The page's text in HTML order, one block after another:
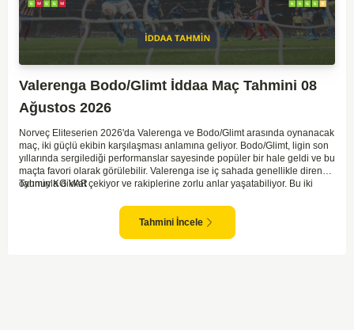
Valerenga Bodo/Glimt İddaa Maç Tahmini 08
Ağustos 2026
Norveç Eliteserien 2026'da Valerenga ve Bodo/Glimt arasında oynanacak
maç, iki güçlü ekibin karşılaşması anlamına geliyor. Bodo/Glimt, ligin son
yıllarında sergilediği performanslar sayesinde popüler bir hale geldi ve bu
maçta favori olarak görülebilir. Valerenga ise iç sahada genellikle dirençli
oyunuyla dikkat çekiyor ve rakiplerine zorlu anlar yaşatabiliyor. Bu iki
karşılaşmalara tanık olabiliyoruz. Taraftar desteğini arkasına alarak
sahasında etkili performans sergileyen Valerenga, Bodo/Glimt karşısında
gol bulmakta zorlanmayabilir. Aynı şekilde, Bodo/Glimt'in de hücum gücü
Tahmin KG VAR
Tahmini İncele